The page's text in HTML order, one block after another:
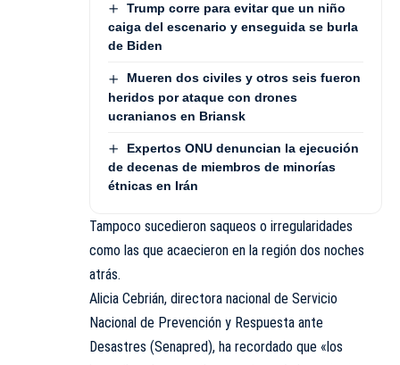
Trump corre para evitar que un niño
caiga del escenario y enseguida se burla
de Biden
Mueren dos civiles y otros seis fueron
heridos por ataque con drones
ucranianos en Briansk
Expertos ONU denuncian la ejecución
de decenas de miembros de minorías
étnicas en Irán
Tampoco sucedieron saqueos o irregularidades
como las que acaecieron en la región dos noches
atrás.
Alicia Cebrián, directora nacional de Servicio
Nacional de Prevención y Respuesta ante
Desastres (Senapred), ha recordado que «los